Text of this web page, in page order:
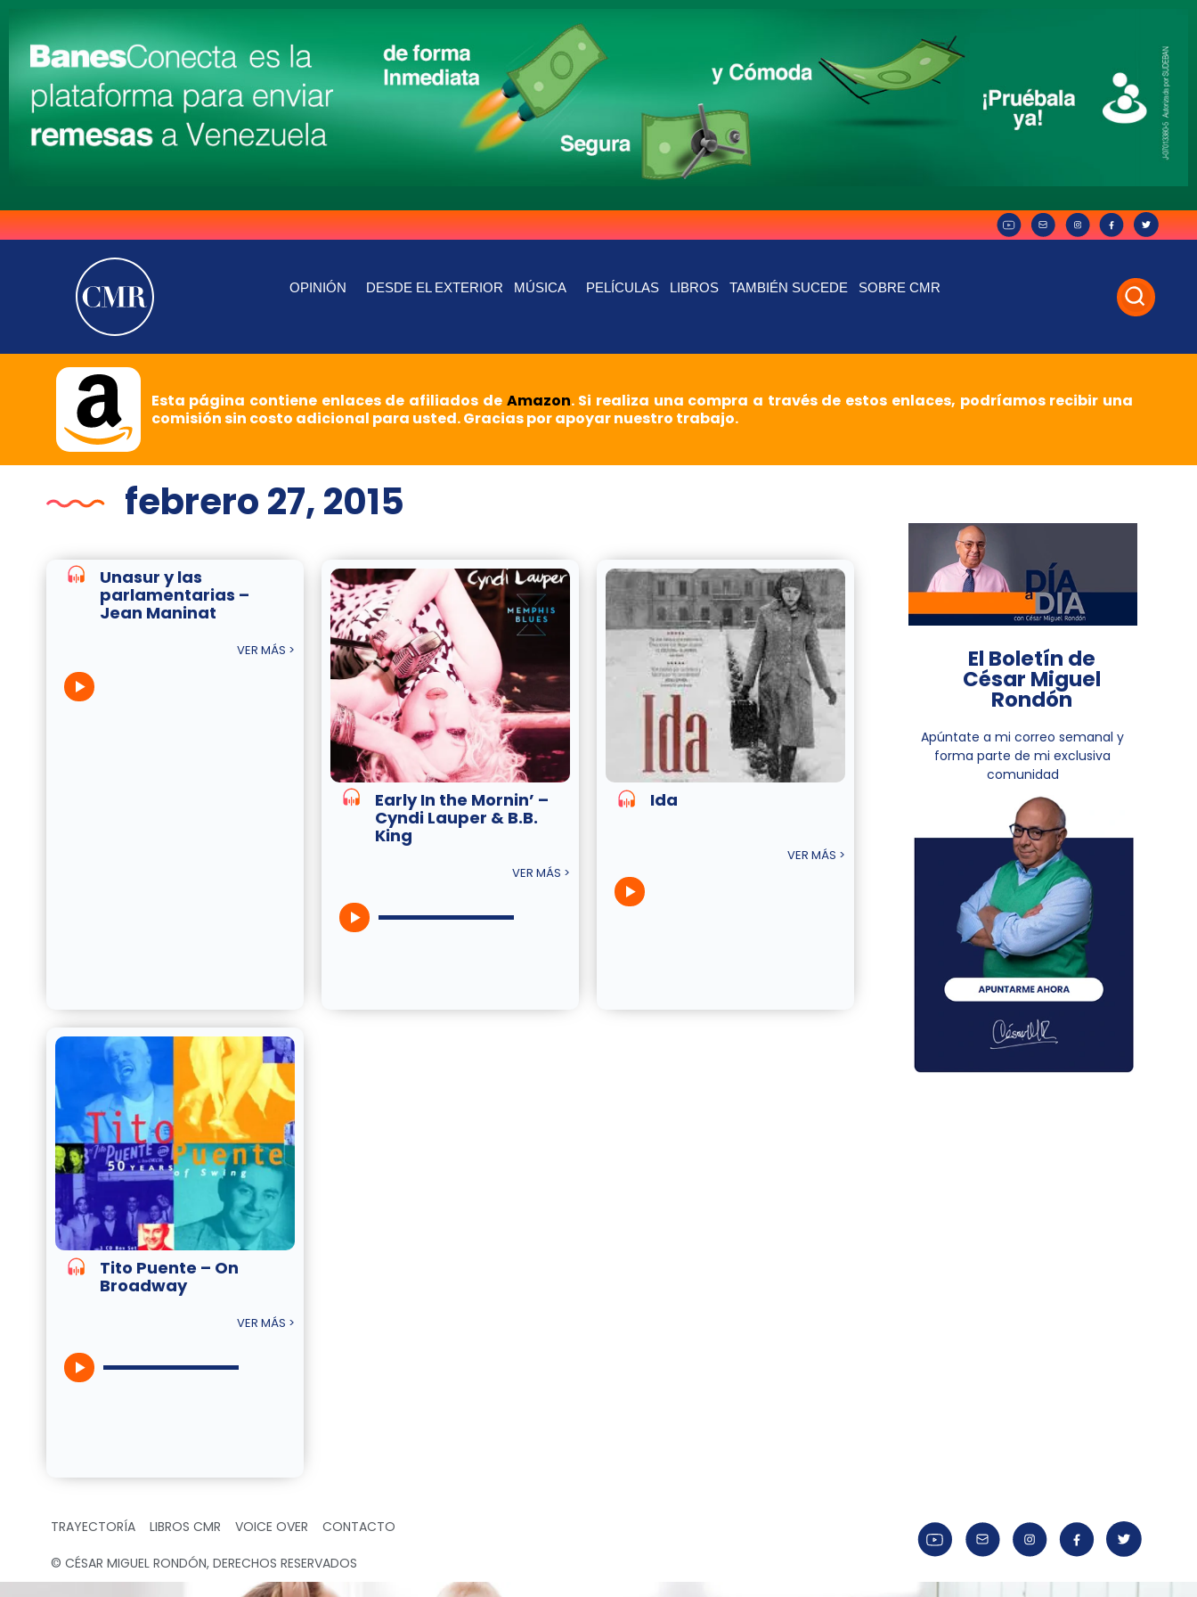
OPINIÓN DESDE EL EXTERIOR MÚSICA PELÍCULAS LIBROS TAMBIÉN SUCEDE SOBRE CMR
Esta página contiene enlaces de afiliados de Amazon. Si realiza una compra a través de estos enlaces, podríamos recibir una
comisión sin costo adicional para usted. Gracias por apoyar nuestro trabajo.
febrero 27, 2015
Unasur y las
parlamentarias –
Jean Maninat
VER MÁS >
Early In the Mornin’ –
Cyndi Lauper & B.B.
King
VER MÁS >
Ida
VER MÁS >
Tito Puente – On
Broadway
VER MÁS >
El Boletín de
César Miguel
Rondón
Apúntate a mi correo semanal y
forma parte de mi exclusiva
comunidad
TRAYECTORÍA LIBROS CMR VOICE OVER CONTACTO
© CÉSAR MIGUEL RONDÓN, DERECHOS RESERVADOS